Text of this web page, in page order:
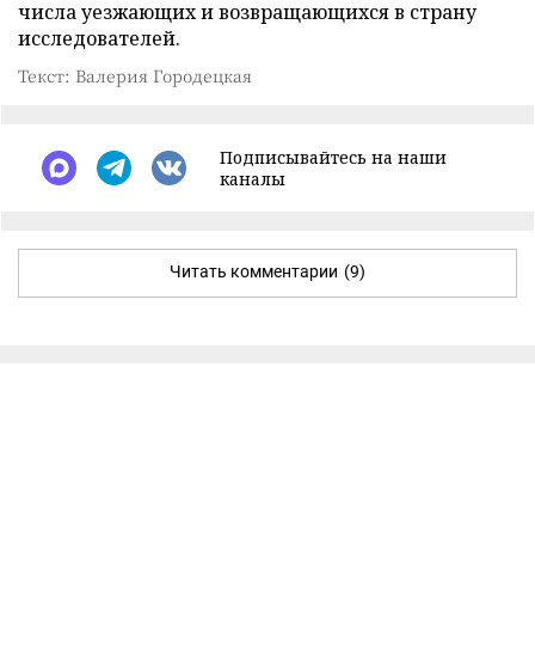
числа уезжающих и возвращающихся в страну
исследователей.
Текст: Валерия Городецкая
Подписывайтесь на наши
каналы
Читать комментарии (9)